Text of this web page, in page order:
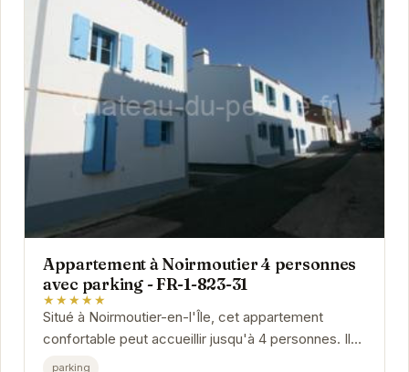
Appartement à Noirmoutier 4 personnes
avec parking - FR-1-823-31
★★★★★
Situé à Noirmoutier-en-l'Île, cet appartement
confortable peut accueillir jusqu'à 4 personnes. Il
dispose d'un parking, idéal pour explorer...
parking